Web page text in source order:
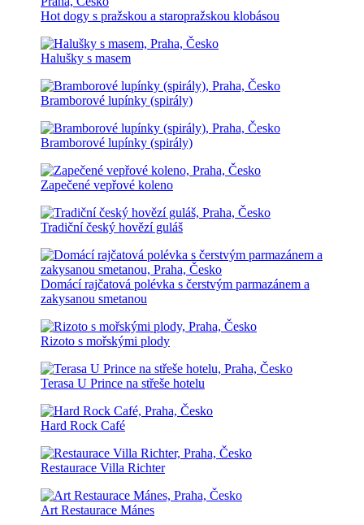
Hot dogy s pražskou a staropražskou klobásou
Halušky s masem
Bramborové lupínky (spirály)
Bramborové lupínky (spirály)
Zapečené vepřové koleno
Tradiční český hovězí guláš
Domácí rajčatová polévka s čerstvým parmazánem a
zakysanou smetanou
Rizoto s mořskými plody
Terasa U Prince na střeše hotelu
Hard Rock Café
Restaurace Villa Richter
Art Restaurace Mánes